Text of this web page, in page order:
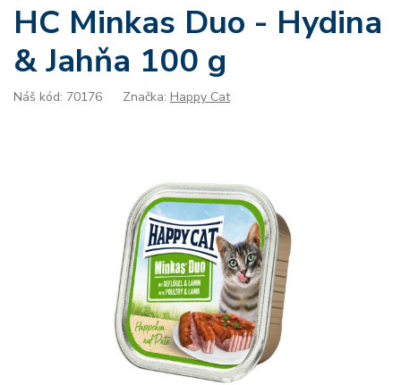
HC Minkas Duo - Hydina
& Jahňa 100 g
Náš kód: 70176 Značka: Happy Cat